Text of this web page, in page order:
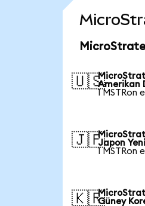
🇺🇸Amerikan
1 MSTRon
🇯🇵Japon
1 MSTRon
🇰🇷Güney